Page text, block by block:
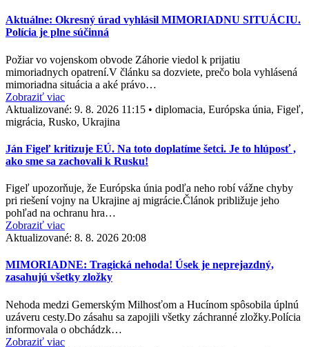
Aktuálne: Okresný úrad vyhlásil MIMORIADNU SITUÁCIU.
Polícia je plne súčinná
Požiar vo vojenskom obvode Záhorie viedol k prijatiu
mimoriadnych opatrení.V článku sa dozviete, prečo bola vyhlásená
mimoriadna situácia a aké právo…
Zobraziť viac
Aktualizované: 9. 8. 2026 11:15 • diplomacia, Európska únia, Figeľ,
migrácia, Rusko, Ukrajina
Ján Figeľ kritizuje EÚ. Na toto doplatíme šetci. Je to hlúposť ,
ako sme sa zachovali k Rusku!
Figeľ upozorňuje, že Európska únia podľa neho robí vážne chyby
pri riešení vojny na Ukrajine aj migrácie.Článok približuje jeho
pohľad na ochranu hra…
Zobraziť viac
Aktualizované: 8. 8. 2026 20:08
MIMORIADNE: Tragická nehoda! Úsek je neprejazdný,
zasahujú všetky zložky
Nehoda medzi Gemerským Milhosťom a Hucínom spôsobila úplnú
uzáveru cesty.Do zásahu sa zapojili všetky záchranné zložky.Polícia
informovala o obchádzk…
Zobraziť viac